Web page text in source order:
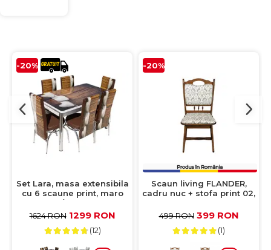
-20%
Set Lara, masa extensibila
cu 6 scaune print, maro
inimi, 130/165x80x79 cm
1624 RON 1299 RON
(12)
-20%
Scaun living FLANDER,
cadru nuc + stofa print 02,
499 RON 399 RON
(1)